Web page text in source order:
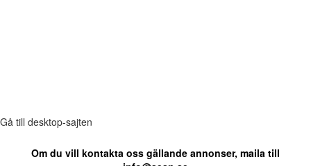
Gå till desktop-sajten
Om du vill kontakta oss gällande annonser, maila till